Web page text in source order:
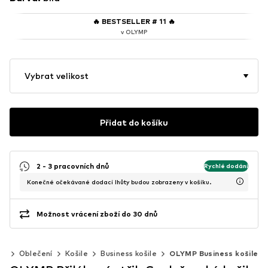
🔥 BESTSELLER # 11 🔥
v OLYMP
Vybrat velikost
Přidat do košíku
2 - 3 pracovních dnů Rychlé dodání
Konečné očekávané dodací lhůty budou zobrazeny v košíku.
Možnost vrácení zboží do 30 dnů
Oblečení Košile Business košile OLYMP Business košile